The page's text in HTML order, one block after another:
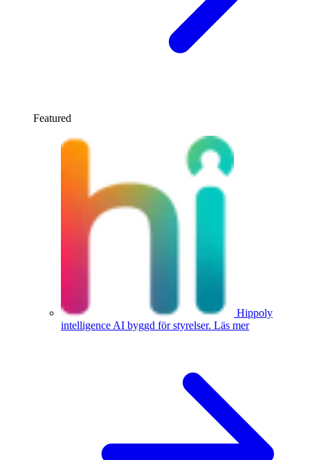
Featured
Hippoly
intelligence AI byggd för styrelser. Läs mer